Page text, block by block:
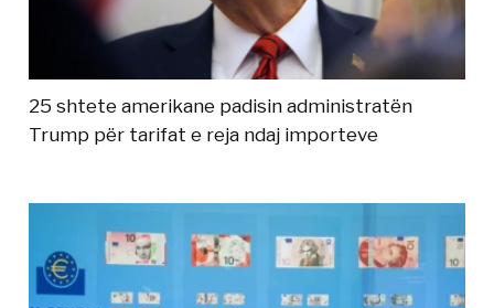
25 shtete amerikane padisin administratën
Trump për tarifat e reja ndaj importeve